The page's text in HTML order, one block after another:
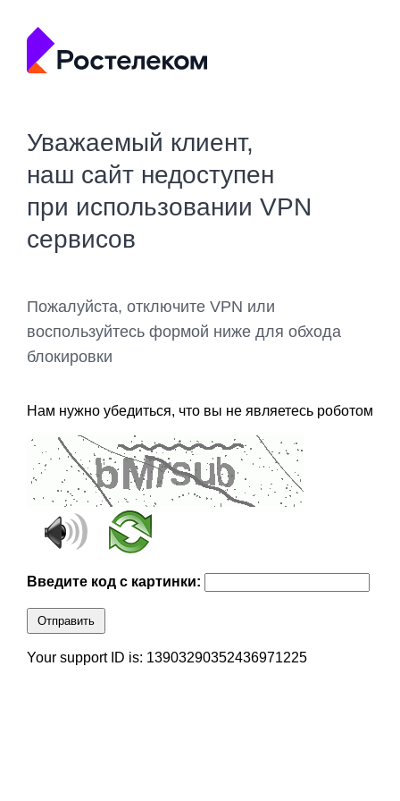
Уважаемый клиент,
наш сайт недоступен
при использовании VPN
сервисов
Пожалуйста, отключите VPN или
воспользуйтесь формой ниже для обхода
блокировки
Нам нужно убедиться, что вы не являетесь роботом
Введите код с картинки:
Отправить
Your support ID is: 13903290352436971225